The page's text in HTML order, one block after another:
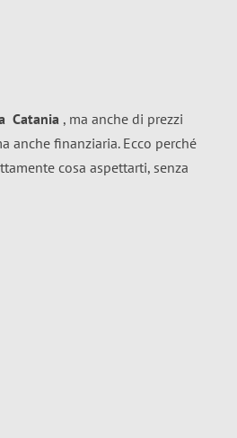
Catania , ma anche di prezzi
anche finanziaria. Ecco perché
cosa aspettarti, senza